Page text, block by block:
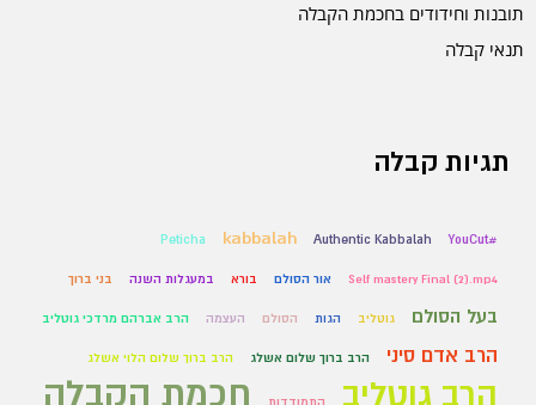
תובנות וחידודים בחכמת הקבלה
תנאי קבלה
תגיות קבלה
#YouCut
Authentic Kabbalah
kabbalah
Peticha
Self mastery Final (2).mp4 אור הסולם בורא במעגלות השנה בני ברוך
בעל הסולם גוטליב הגות הסולם העצמה הרב אברהם מרדכי גוטליב
הרב אדם סיני הרב ברוך שלום אשלג הרב ברוך שלום הלוי אשלג
הרב גוטליב חכמת הקבלה